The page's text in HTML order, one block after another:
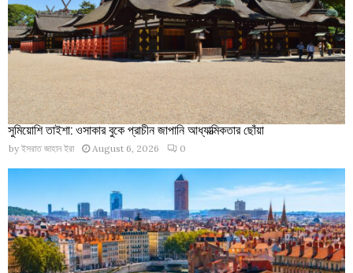
সুমিয়োশি তাইশা: ওসাকার বুকে প্রাচীন জাপানি আধ্যাত্মিকতার ছোঁয়া
by ইসরাত জাহান ইরা August 6, 2026 0